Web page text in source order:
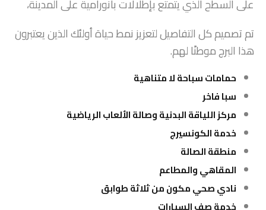
على السطح الذي يتمتع بإطلالات بانورامية على المدينة،
تم تصميم كل التفاصيل لتعزيز نمط حياة أولئك الذين يعتبرون
هذا البرج موطنًا لهم.
حمامات سباحة لا متناهية
سبا فاخر
مركز اللياقة البدنية وصالة الألعاب الرياضية
خدمة الكونسيرج
منطقة الصالة
المقاهي والمطاعم
نادي صحي مكون من ثلاثة طوابق